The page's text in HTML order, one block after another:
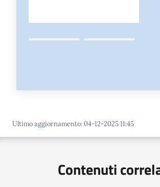
Ultimo aggiornamento:04-12-2025 11:45
Contenuti